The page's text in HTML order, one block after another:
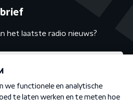
het laatste radio nieuws?